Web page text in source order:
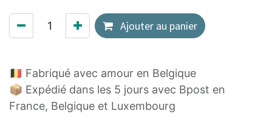
Ajouter au panier
🇧🇪 Fabriqué avec amour en Belgique
📦 Expédié dans les 5 jours avec Bpost en
France, Belgique et Luxembourg